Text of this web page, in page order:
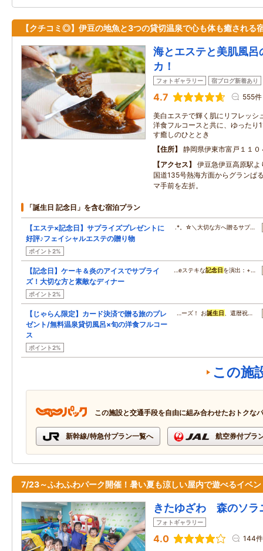
【クチコミ◎】伊豆の地魚と3つの貸切温泉で心も体も癒される
海とエステと美肌風
カ！
フォトギャラリー 宿ブログ新着あり
4.7 555件
美白エステで輝く肌にリフレッシ
洋食フルコースと共に、ゆったり
す癒しのひととき
住所
静岡県伊東市富戸１１０
アクセス
伊豆急伊豆高原駅
国道135号熱海方面からグランぱ
マ手前を左折。
「誕生日 記念日」を含む宿泊プラン
【エステ×記念日】サプライズプレゼントに
好評♪フェイシャルエステの贈り物
ポイント2%
.*。☆＼大切な方へ贈るサプ…
【記念日】ケーキ＆炎のアイスでサプライ
ズ！大切な方と素敵なディナー
ポイント2%
…eステキな記念日 を演出：+…
【じゃらん限定】カード決済で贈る旅のプレ
ゼント/無料温泉貸切風呂×旬の洋食フルコー
ス
ポイント2%
…ーズ！ お誕生日 、還暦祝…
この施
この施設と交通手段を自由に組み合わせたおトクな
新幹線/特急付プラン一覧へ 航空券付プラ
7/23～ふわふわパーク開催！暑い夏も涼しい屋内で遊べるイベ
きたゆざわ 森のソラ
フォトギャラリー
4.0 144件